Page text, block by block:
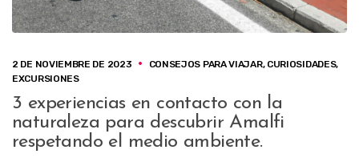
2 DE NOVIEMBRE DE 2023 CONSEJOS PARA VIAJAR, CURIOSIDADES,
EXCURSIONES
3 experiencias en contacto con la
naturaleza para descubrir Amalfi
respetando el medio ambiente.